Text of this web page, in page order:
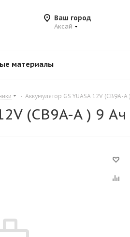
Ваш город
Аксай
материалы
- Аккумулятор GS YUASA 12V (CB9A-
(CB9A-A ) 9